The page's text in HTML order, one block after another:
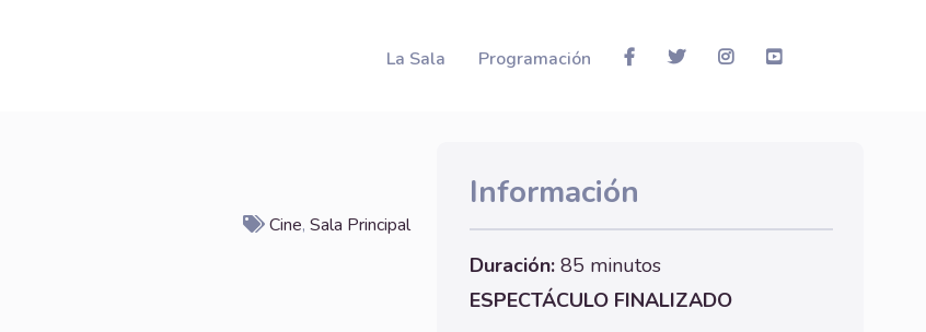
La Sala Programación
Cine, Sala Principal
Información
Duración: 85 minutos
ESPECTÁCULO FINALIZADO